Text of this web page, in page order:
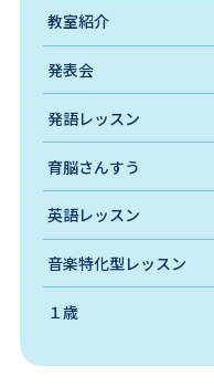
教室紹介
発表会
発語レッスン
育脳さんすう
英語レッスン
音楽特化型レッスン
１歳